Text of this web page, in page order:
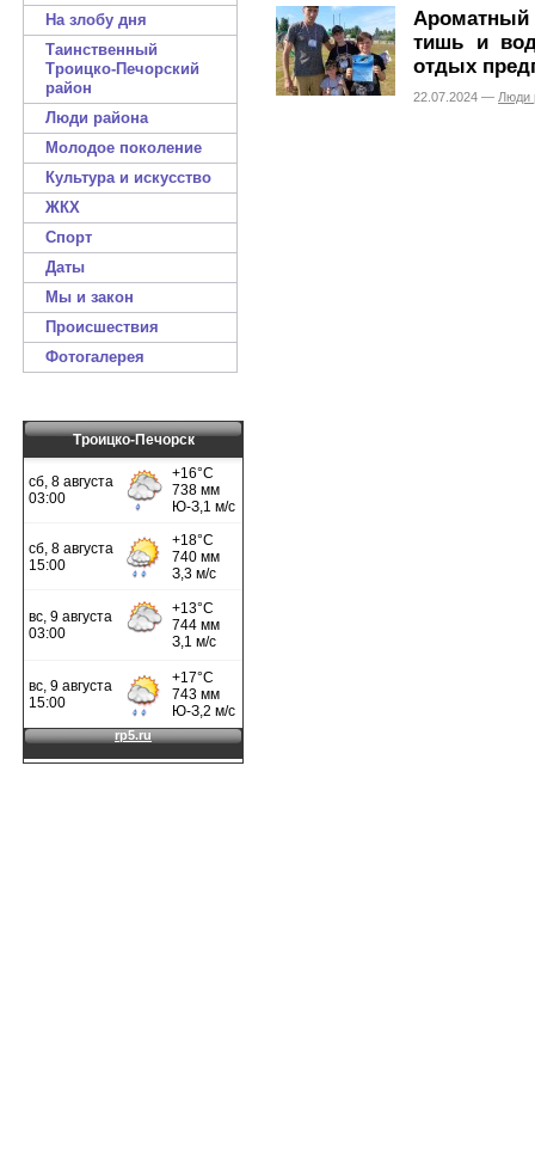
На злобу дня
Таинственный
Троицко-Печорский
район
Люди района
Молодое поколение
Культура и искусство
ЖКХ
Спорт
Даты
Мы и закон
Происшествия
Фотогалерея
Троицко-Печорск
тишь и
отдых
22.07.2024 — Люди